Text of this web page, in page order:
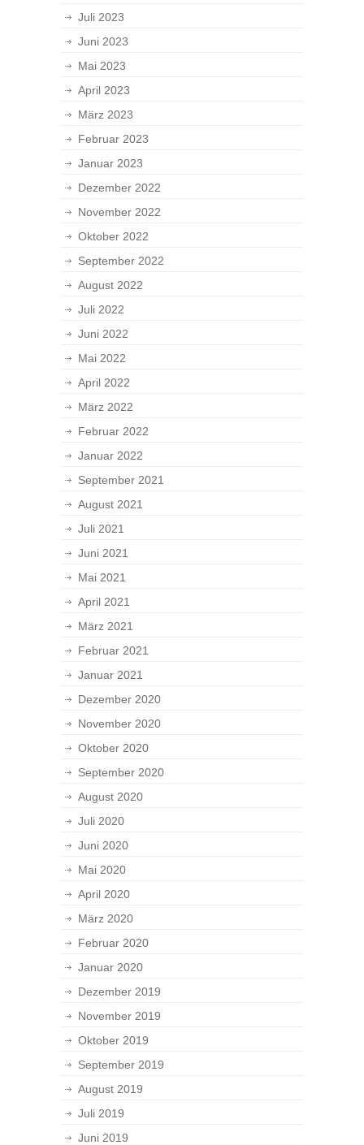
Juli 2023
Juni 2023
Mai 2023
April 2023
März 2023
Februar 2023
Januar 2023
Dezember 2022
November 2022
Oktober 2022
September 2022
August 2022
Juli 2022
Juni 2022
Mai 2022
April 2022
März 2022
Februar 2022
Januar 2022
September 2021
August 2021
Juli 2021
Juni 2021
Mai 2021
April 2021
März 2021
Februar 2021
Januar 2021
Dezember 2020
November 2020
Oktober 2020
September 2020
August 2020
Juli 2020
Juni 2020
Mai 2020
April 2020
März 2020
Februar 2020
Januar 2020
Dezember 2019
November 2019
Oktober 2019
September 2019
August 2019
Juli 2019
Juni 2019